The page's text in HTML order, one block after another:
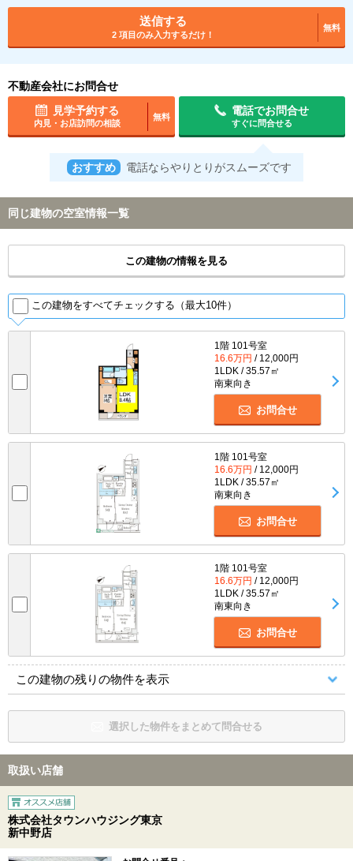
送信する
2 項目のみ入力するだけ！
無料
不動産会社にお問合せ
見学予約する
内見・お店訪問の相談
無料
電話でお問合せ
すぐに問合せる
おすすめ 電話ならやりとりがスムーズです
同じ建物の空室情報一覧
この建物の情報を見る
この建物をすべてチェックする（最大10件）
1階 101号室
16.6万円 / 12,000円
1LDK / 35.57㎡
南東向き
お問合せ
1階 101号室
16.6万円 / 12,000円
1LDK / 35.57㎡
南東向き
お問合せ
1階 101号室
16.6万円 / 12,000円
1LDK / 35.57㎡
南東向き
お問合せ
この建物の残りの物件を表示
選択した物件をまとめて問合せる
取扱い店舗
株式会社タウンハウジング東京
新中野店